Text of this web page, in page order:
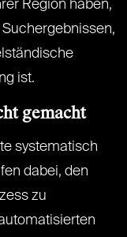
Region haben,
ist.
gemacht
systematisch
dabei, den
zu